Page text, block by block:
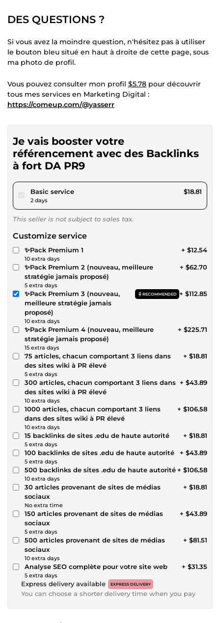
DES QUESTIONS ?
Si vous avez la moindre question, n'hésitez pas à utiliser
le bouton bleu situé en haut à droite de cette page, sous
ma photo de profil.
Vous pouvez consulter mon profil $5.78 pour découvrir
tous mes services en Marketing Digital :
https://comeup.com/@yasserr
Je vais booster votre
référencement avec des Backlinks
à fort DA PR9
Basic servicepour $17.34
2 days
$18.81
This seller is not subject to sales tax.
Customize service
✨Pack Premium 1
10 extra days
+ $12.54
✨Pack Premium 2 (nouveau, meilleure
stratégie jamais proposé)
5 extra days
+ $62.70
✨Pack Premium 3 (nouveau,
meilleure stratégie jamais
proposé)
RECOMMENDED
10 extra days
+ $112.85
✨Pack Premium 4 (nouveau, meilleure
stratégie jamais proposé)
15 extra days
+ $225.71
75 articles, chacun comportant 3 liens dans
des sites wiki à PR élevé
5 extra days
+ $18.81
300 articles, chacun comportant 3 liens dans
des sites wiki à PR élevé
10 extra days
+ $43.89
1000 articles, chacun comportant 3 liens
dans des sites wiki à PR élevé
10 extra days
+ $106.58
15 backlinks de sites .edu de haute autorité
5 extra days
+ $18.81
100 backlinks de sites .edu de haute autorité
5 extra days
+ $43.89
500 backlinks de sites .edu de haute autorité
10 extra days
+ $106.58
30 articles provenant de sites de médias
sociaux
No extra time
+ $18.81
150 articles provenant de sites de médias
sociaux
5 extra days
+ $43.89
500 articles provenant de sites de médias
sociaux
10 extra days
+ $81.51
Analyse SEO complète pour votre site web
5 extra days
+ $31.35
Express delivery available EXPRESS DELIVERY
You can choose a shorter delivery time when you pay